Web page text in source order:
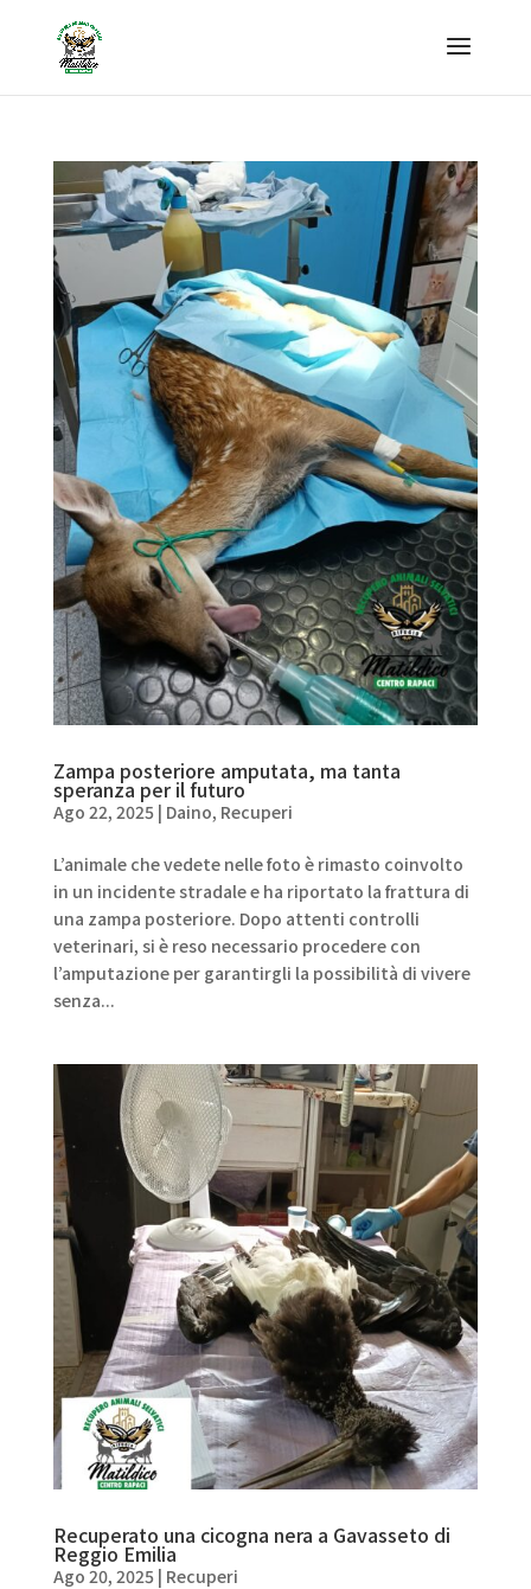
Zampa posteriore amputata, ma tanta
speranza per il futuro
Ago 22, 2025| Daino, Recuperi
L’animale che vedete nelle foto è rimasto coinvolto
in un incidente stradale e ha riportato la frattura di
una zampa posteriore. Dopo attenti controlli
veterinari, si è reso necessario procedere con
l’amputazione per garantirgli la possibilità di vivere
senza...
Recuperato una cicogna nera a Gavasseto di
Reggio Emilia
Ago 20, 2025| Recuperi